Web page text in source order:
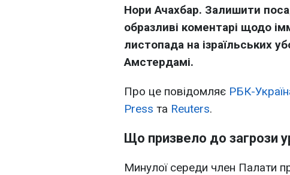
Нори Ачахбар. Залишити
образливі коментарі щодо
листопада на ізраїльських
Амстердамі.
Про це повідомляє РБК-
Press та Reuters.
Що призвело до загрози
Минулої середи член Палати